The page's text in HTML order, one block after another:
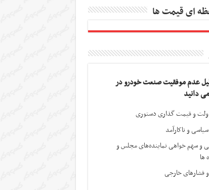
ای قیمت ها
عدم موفقیت صنعت خودرو در
دانید
و قیمت گذاری دستوری
و ناکارآمد
و سهم خواهی نماینده‌های مجلس و
ها
فشارهای خارجی